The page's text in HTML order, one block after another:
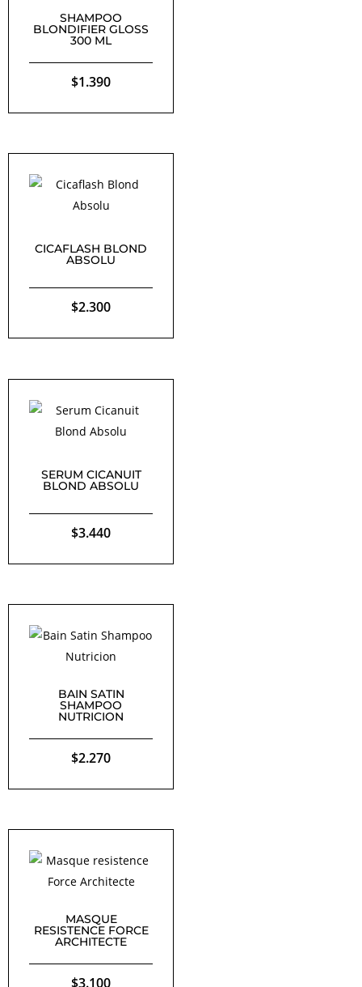
SHAMPOO
BLONDIFIER GLOSS
300 ML
$1.390
CICAFLASH BLOND
ABSOLU
$2.300
SERUM CICANUIT
BLOND ABSOLU
$3.440
BAIN SATIN
SHAMPOO
NUTRICION
$2.270
MASQUE
RESISTENCE FORCE
ARCHITECTE
$3.100